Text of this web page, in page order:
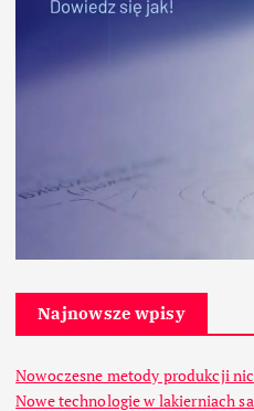
Najnowsze wpisy
Nowoczesne metody produkcji
Nowe technologie w lakierniach